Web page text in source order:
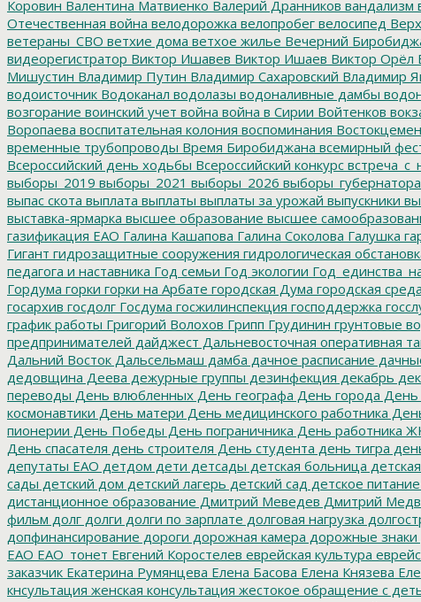
Коровин Валентина Матвиенко Валерий Дранников вандализм
Отечественная война велодорожка велопробег велосипед
ветераны_СВО ветхие дома ветхое жилье Вечерний
видеорегистратор Виктор Ишавев Виктор Ишаев Виктор Орёл
Мишустин Владимир Путин Владимир Сахаровский Владимир
водоисточник Водоканал водолазы водоналивные дамбы
возгорание воинский учет война война в Сирии Войтенков
Воропаева воспитательная колония воспоминания
временные трубопроводы Время Биробиджана всемирный
Всероссийский день ходьбы Всероссийский конкурс
выборы_2019 выборы_2021 выборы_2026 выборы_губернатора
выпас скота выплата выплаты выплаты за урожай выпускники
выставка-ярмарка высшее образование высшее
газификация ЕАО Галина Кашапова Галина Соколова Галушка
Гигант гидрозащитные сооружения гидрологическая
педагога и наставника Год семьи Год экологии
Гордума горки горки на Арбате городская Дума городская среда
госархив госдолг Госдума госжилинспекция господдержка
график работы Григорий Волохов Грипп Грудинин грунтовые
предпринимателей дайджест Дальневосточная оперативная
Дальний Восток Дальсельмаш дамба дачное расписание
дедовщина Деева дежурные группы дезинфекция декабрь
переводы День влюбленных День географа День города День
космонавтики День матери День медицинского работника
пионерии День Победы День пограничника День работника
День спасателя день строителя День студента день тигра
депутаты ЕАО детдом дети детсады детская больница
сады детский дом детский лагерь детский сад детское питание
дистанционное образование Дмитрий Меведев Дмитрий
фильм долг долги долги по зарплате долговая нагрузка
допфинансирование дороги дорожная камера дорожные знаки
ЕАО ЕАО_тонет Евгений Коростелев еврейская культура
заказчик Екатерина Румянцева Елена Басова Елена Князева
кнсультация женская консультация жестокое обращение с